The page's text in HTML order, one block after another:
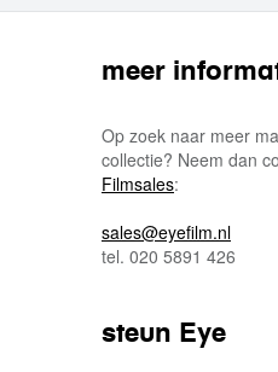
meer
Op zoek naar meer
collectie? Neem dan
Filmsales:
sales@eyefilm.nl
tel. 020 5891 426
steun Eye